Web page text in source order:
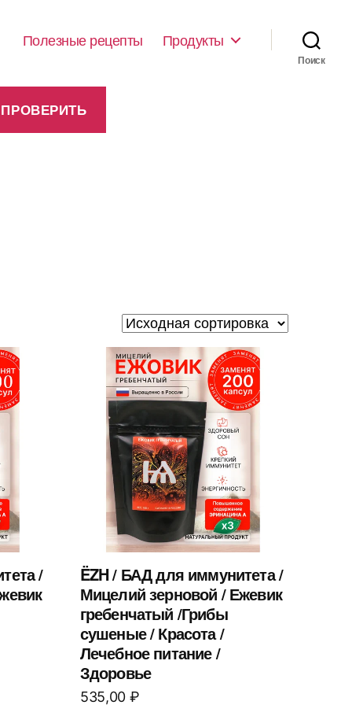
Полезные рецепты Продукты
Поиск
/
ËZH / БАД для иммунитета /
Мицелий зерновой / Ежевик
гребенчатый /Грибы
сушеные / Красота /
Лечебное питание /
Здоровье
535,00 ₽